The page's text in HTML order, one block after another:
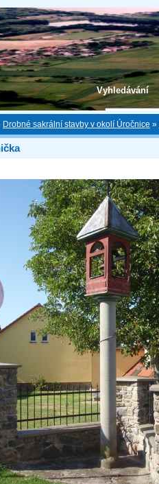
Vyhledávání
Drobné sakrální stavby v okolí Úročnice »